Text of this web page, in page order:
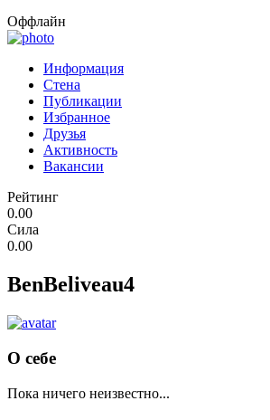
Оффлайн
Информация
Стена
Публикации
Избранное
Друзья
Активность
Вакансии
Рейтинг
0.00
Сила
0.00
BenBeliveau4
О себе
Пока ничего неизвестно...